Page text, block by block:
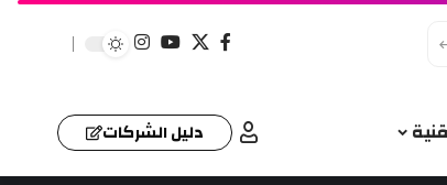
دليل الشركات